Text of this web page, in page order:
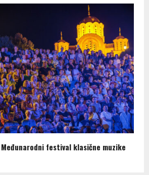
festival klasične muzike